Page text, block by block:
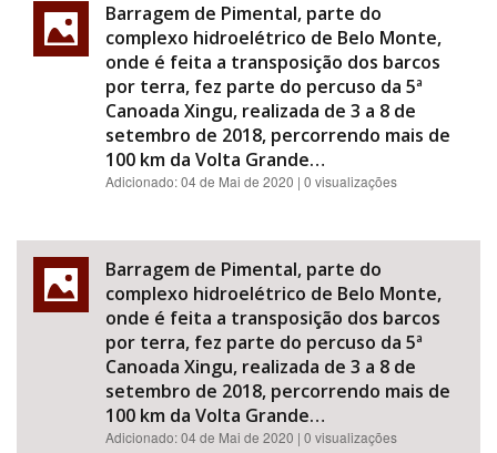
Barragem de Pimental, parte do
complexo hidroelétrico de Belo Monte,
onde é feita a transposição dos barcos
por terra, fez parte do percuso da 5ª
Canoada Xingu, realizada de 3 a 8 de
setembro de 2018, percorrendo mais de
100 km da Volta Grande…
Adicionado:04 de Mai de 2020 | 0 visualizações
Barragem de Pimental, parte do
complexo hidroelétrico de Belo Monte,
onde é feita a transposição dos barcos
por terra, fez parte do percuso da 5ª
Canoada Xingu, realizada de 3 a 8 de
setembro de 2018, percorrendo mais de
100 km da Volta Grande…
Adicionado:04 de Mai de 2020 | 0 visualizações